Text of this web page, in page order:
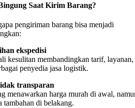
Saat Kirim Barang?
pengiriman barang bisa menjadi
ekspedisi
kesulitan membandingkan tarif, layanan,
penyedia jasa logistik.
transparan
menawarkan harga murah di awal,
tambahan di belakang.